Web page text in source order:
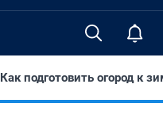
Как подготовить огород к